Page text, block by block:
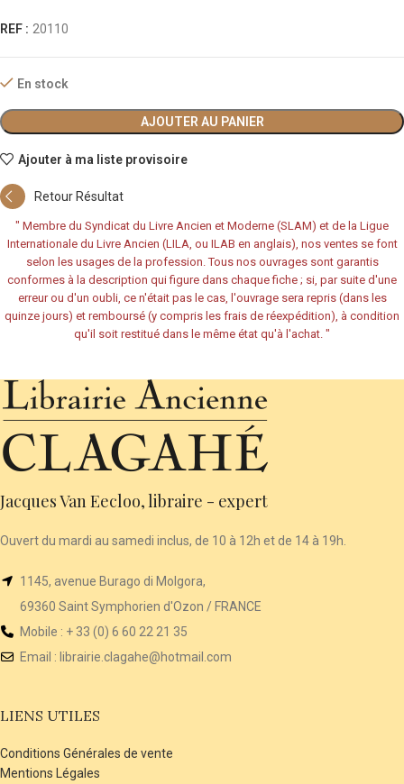
REF : 20110
En stock
AJOUTER AU PANIER
Ajouter à ma liste provisoire
Retour Résultat
" Membre du Syndicat du Livre Ancien et Moderne (SLAM) et de la Ligue
Internationale du Livre Ancien (LILA, ou ILAB en anglais), nos ventes se font
selon les usages de la profession. Tous nos ouvrages sont garantis
conformes à la description qui figure dans chaque fiche ; si, par suite d'une
erreur ou d'un oubli, ce n'était pas le cas, l'ouvrage sera repris (dans les
quinze jours) et remboursé (y compris les frais de réexpédition), à condition
qu'il soit restitué dans le même état qu'à l'achat. "
Jacques Van Eecloo, libraire - expert
Ouvert du mardi au samedi inclus, de 10 à 12h et de 14 à 19h.
1145, avenue Burago di Molgora,
69360 Saint Symphorien d'Ozon / FRANCE
Mobile : + 33 (0) 6 60 22 21 35
Email : librairie .clagahe@hotmail.com
LIENS UTILES
Conditions Générales de vente
Mentions Légales